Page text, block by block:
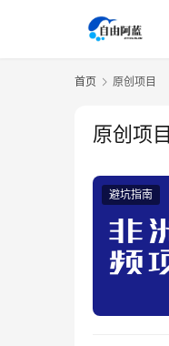
首页 原创项目
原创项目
避坑指南